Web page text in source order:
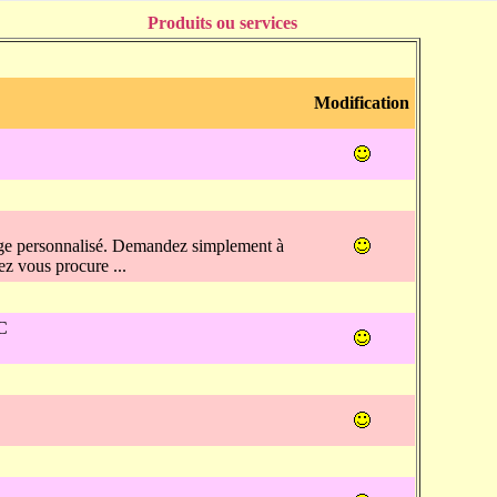
Produits ou services
Modification
personnalisé. Demandez simplement à
vous procure ...